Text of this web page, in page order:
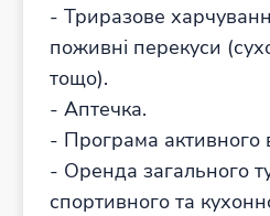
- Триразове
поживні перекуси
тощо).
- Аптечка.
- Програма активного
- Оренда загального
спортивного та